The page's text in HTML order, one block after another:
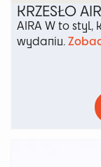
KRZESŁO
AIRA W to styl,
wydaniu.